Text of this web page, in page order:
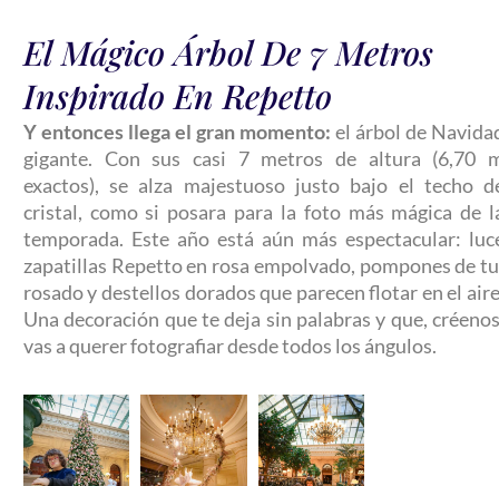
El Mágico Árbol De 7 Metros
Inspirado En Repetto
Y entonces llega el gran momento: el árbol de
gigante. Con sus casi 7 metros de altura (6,70
exactos), se alza majestuoso justo bajo el techo
cristal, como si posara para la foto más mágica de
temporada. Este año está aún más espectacular:
zapatillas Repetto en rosa empolvado, pompones de
rosado y destellos dorados que parecen flotar en el
Una decoración que te deja sin palabras y que,
vas a querer fotografiar desde todos los ángulos.